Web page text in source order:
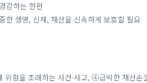
감하는 한편
한 생명, 신체, 재산을 신속하게 보호할 필요
험을 초래하는 사건·사고, ④급박한 재산손